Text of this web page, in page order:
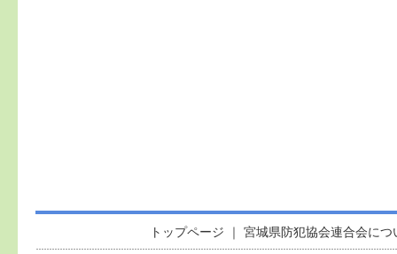
トップページ ｜ 宮城県防犯協会連合会につ